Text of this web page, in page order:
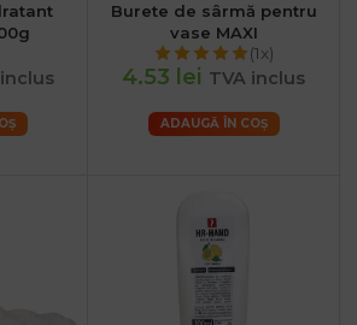
Burete de sârmă pentru
vase MAXI
(1x)
4.53 lei TVA inclus
ADAUGĂ ÎN COȘ